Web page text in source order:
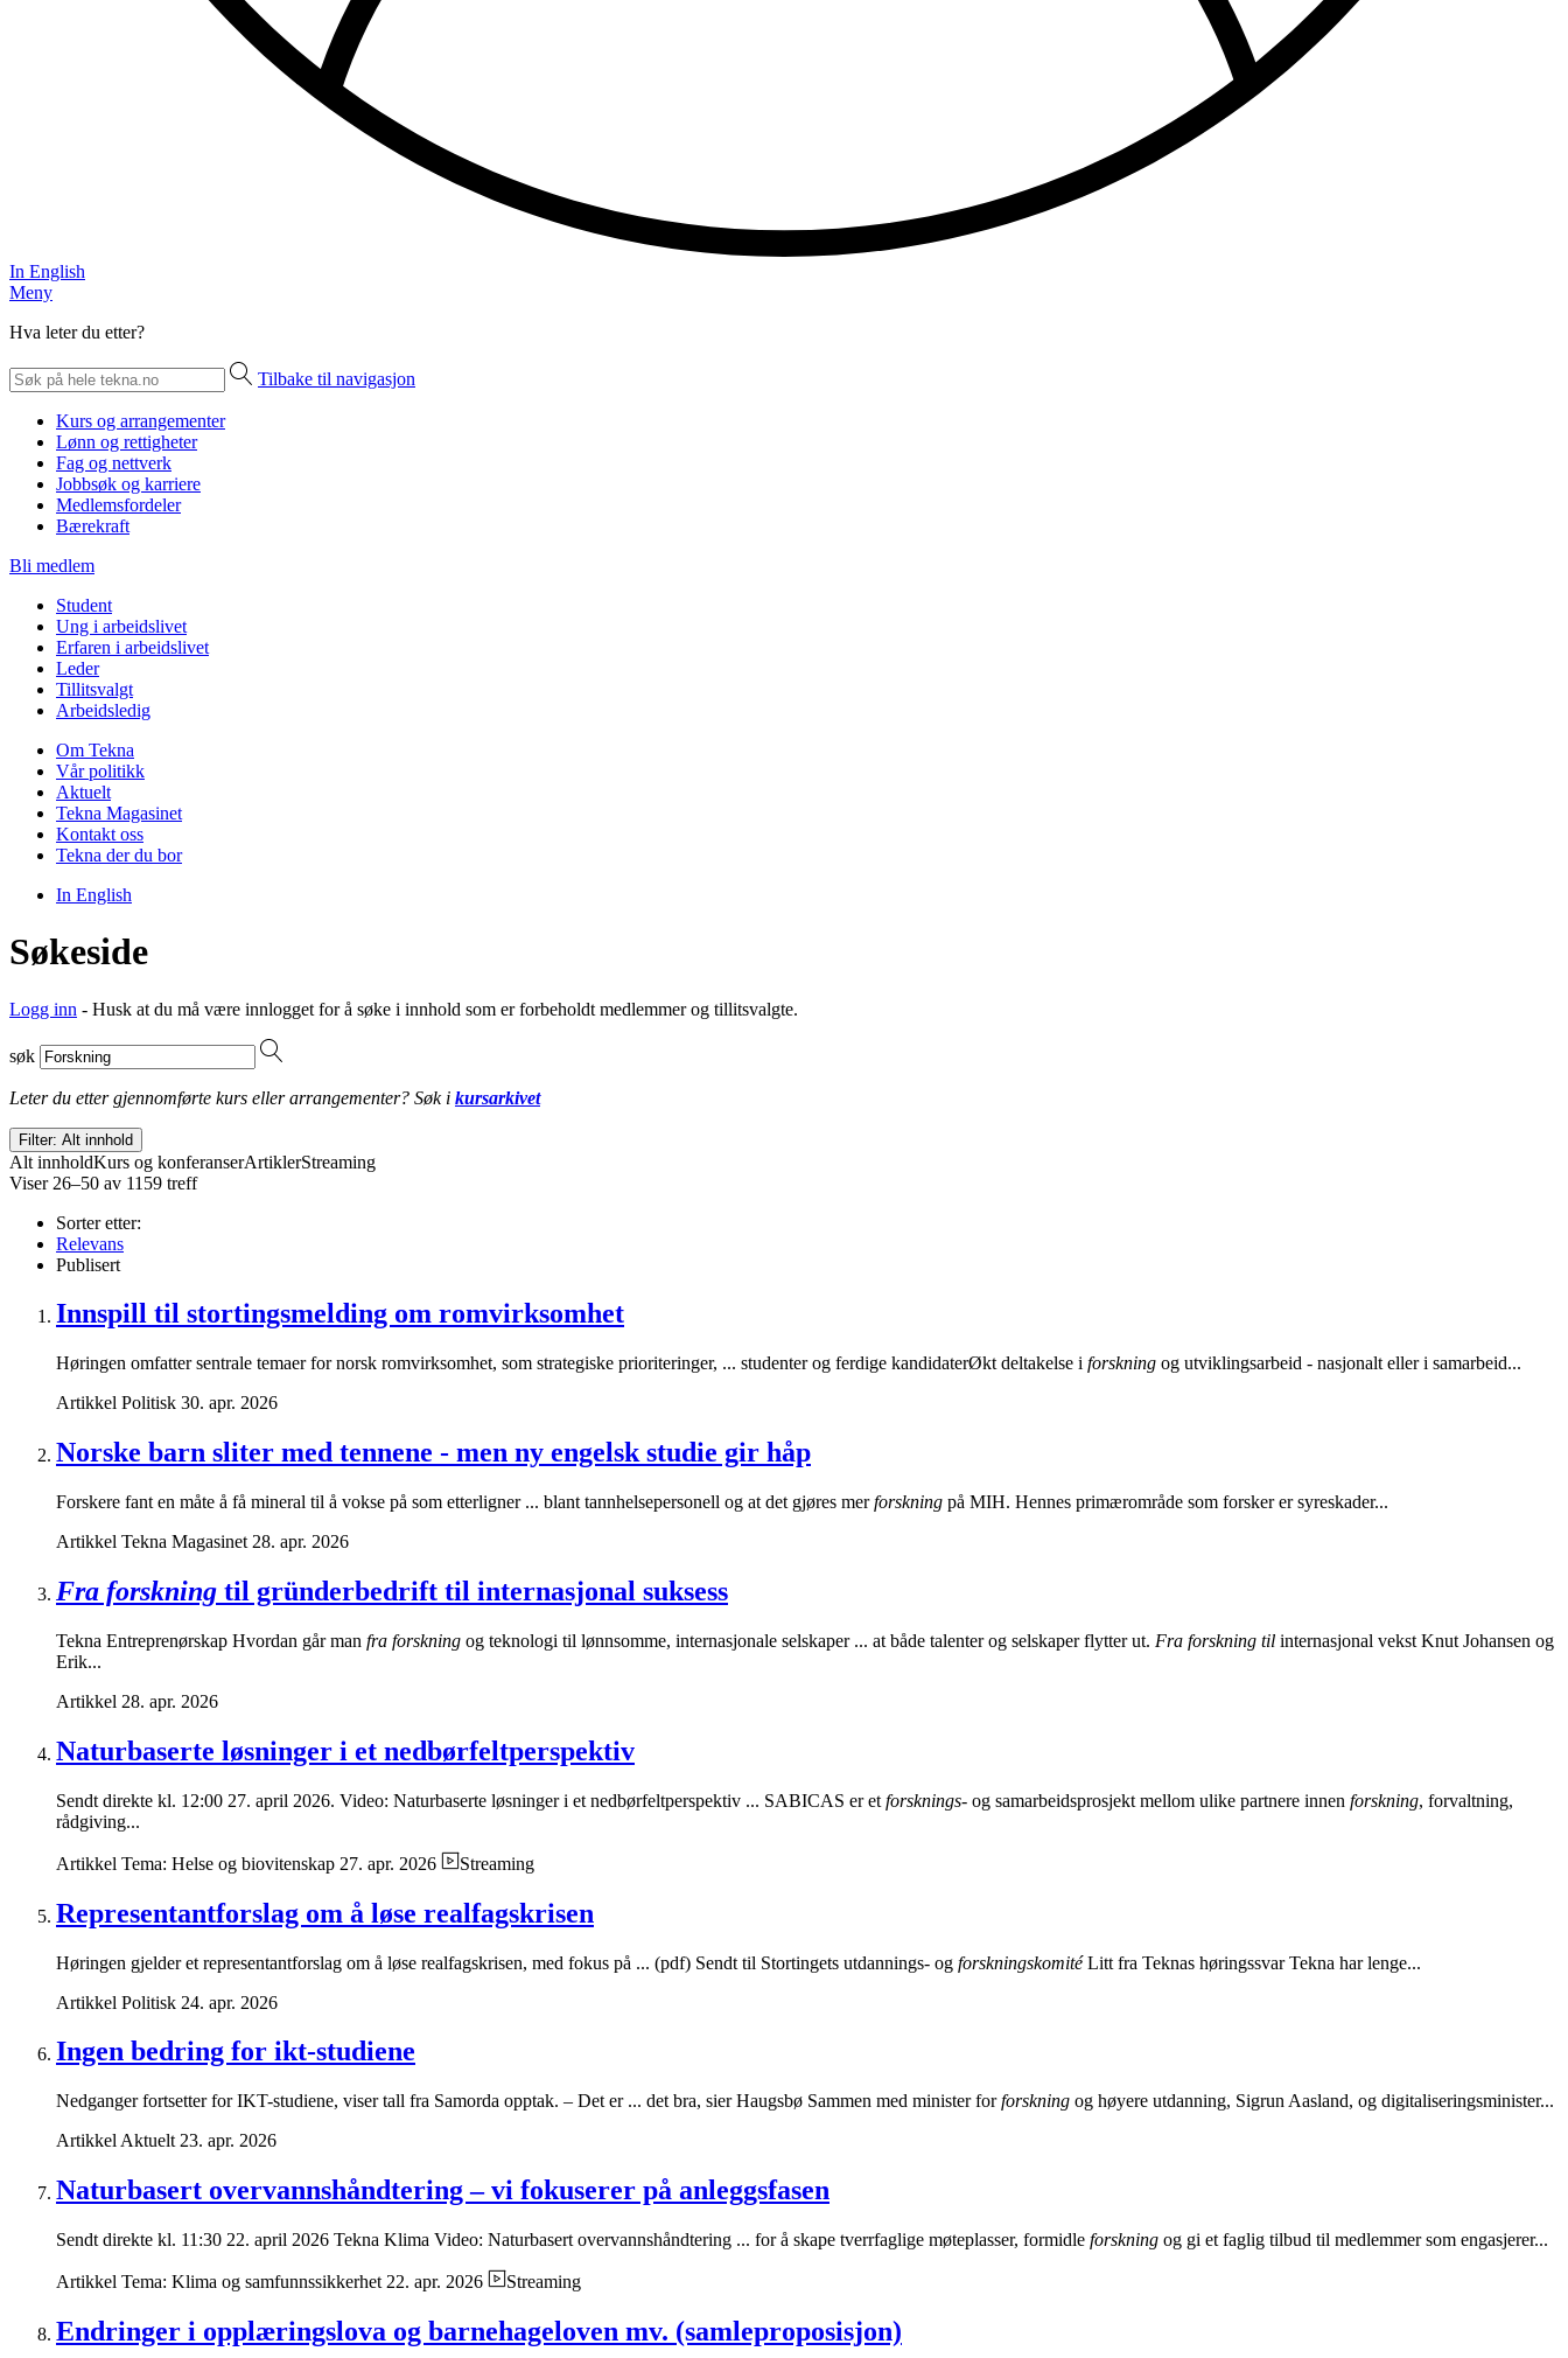
In English
Meny
Hva leter du etter?
Tilbake til navigasjon
Kurs og arrangementer
Lønn og rettigheter
Fag og nettverk
Jobbsøk og karriere
Medlemsfordeler
Bærekraft
Bli medlem
Student
Ung i arbeidslivet
Erfaren i arbeidslivet
Leder
Tillitsvalgt
Arbeidsledig
Om Tekna
Vår politikk
Aktuelt
Tekna Magasinet
Kontakt oss
Tekna der du bor
In English
Søkeside
Logg inn - Husk at du må være innlogget for å søke i innhold som er forbeholdt medlemmer og tillitsvalgte.
søk
Leter du etter gjennomførte kurs eller arrangementer? Søk i kursarkivet
Filter: Alt innhold
Alt innholdKurs og konferanserArtiklerStreaming
Viser 26–50 av 1159 treff
Sorter etter:
Relevans
Publisert
Innspill til stortingsmelding om romvirksomhet
Høringen omfatter sentrale temaer for norsk romvirksomhet, som strategiske prioriteringer, ... studenter og ferdige kandidaterØkt deltakelse i forskning og utviklingsarbeid - nasjonalt eller i samarbeid...
Artikkel Politisk 30. apr. 2026
Norske barn sliter med tennene - men ny engelsk studie gir håp
Forskere fant en måte å få mineral til å vokse på som etterligner ... blant tannhelsepersonell og at det gjøres merforskning på MIH. Hennes primærområde som forsker er syreskader...
Artikkel Tekna Magasinet 28. apr. 2026
Fra forskning til gründerbedrift til internasjonal suksess
Tekna Entreprenørskap Hvordan går man fra forskning og teknologi til lønnsomme, internasjonale selskaper ... at både talenter og selskaper flytter ut. Fra forskning til internasjonal vekst Knut Johansen og
Erik...
Artikkel 28. apr. 2026
Naturbaserte løsninger i et nedbørfeltperspektiv
Sendt direkte kl. 12:00 27. april 2026. Video: Naturbaserte løsninger i et nedbørfeltperspektiv ... SABICAS er et forsknings- og samarbeidsprosjekt mellom ulike partnere innen forskning, forvaltning,
rådgiving...
Artikkel Tema: Helse og biovitenskap 27. apr. 2026 Streaming
Representantforslag om å løse realfagskrisen
Høringen gjelder et representantforslag om å løse realfagskrisen, med fokus på ... (pdf) Sendt til ​Stortingets utdannings- og forskningskomitéLitt fra Teknas høringssvar Tekna har lenge...
Artikkel Politisk 24. apr. 2026
Ingen bedring for ikt-studiene
Nedganger fortsetter for IKT-studiene, viser tall fra Samorda opptak. – Det er ... det bra, sier Haugsbø Sammen med minister forforskning og høyere utdanning, Sigrun Aasland, og digitaliseringsminister...
Artikkel Aktuelt 23. apr. 2026
Naturbasert overvannshåndtering – vi fokuserer på anleggsfasen
Sendt direkte kl. 11:30 22. april 2026 Tekna Klima Video: Naturbasert overvannshåndtering ... for å skape tverrfaglige møteplasser, formidle forskning og gi et faglig tilbud til medlemmer som engasjerer...
Artikkel Tema: Klima og samfunnssikkerhet 22. apr. 2026 Streaming
Endringer i opplæringslova og barnehageloven mv. (samleproposisjon)